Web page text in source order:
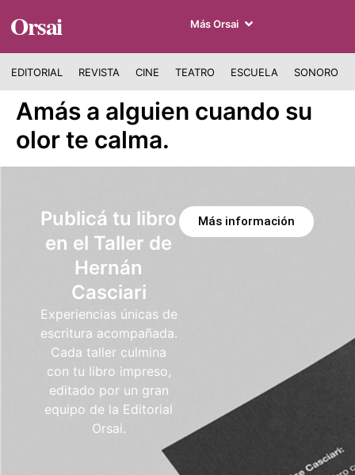
Orsai Más Orsai
EDITORIAL REVISTA CINE TEATRO ESCUELA SONORO
Amás a alguien cuando su
olor te calma.
Publicá tu libro
en el Taller de
Hernán
Casciari
Experiencias únicas de
escritura acompañada.
Cada taller culmina
con tu libro impreso,
editado por un gran
equipo de la Editorial
Orsai.
Más información